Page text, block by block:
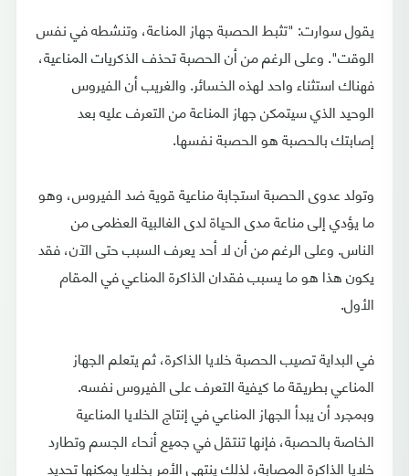
يقول سوارت: "تثبط الحصبة جهاز المناعة، وتنشطه في نفس
الوقت". وعلى الرغم من أن الحصبة تحذف الذكريات المناعية،
فهناك استثناء واحد لهذه الخسائر. والغريب أن الفيروس
الوحيد الذي سيتمكن جهاز المناعة من التعرف عليه بعد
إصابتك بالحصبة هو الحصبة نفسها.
وتولد عدوى الحصبة استجابة مناعية قوية ضد الفيروس، وهو
ما يؤدي إلى مناعة مدى الحياة لدى الغالبية العظمى من
الناس. وعلى الرغم من أن لا أحد يعرف السبب حتى الآن، فقد
يكون هذا هو ما يسبب فقدان الذاكرة المناعي في المقام
الأول.
في البداية تصيب الحصبة خلايا الذاكرة، ثم يتعلم الجهاز
المناعي بطريقة ما كيفية التعرف على الفيروس نفسه.
وبمجرد أن يبدأ الجهاز المناعي في إنتاج الخلايا المناعية
الخاصة بالحصبة، فإنها تنتقل في جميع أنحاء الجسم وتطارد
خلايا الذاكرة المصابة، لذلك ينتهي الأمر بخلايا يمكنها تحديد